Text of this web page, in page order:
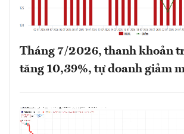
Tháng 7/2026, thanh khoản
tăng 10,39%, tự doanh giảm